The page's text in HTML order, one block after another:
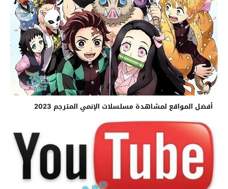
أفضل المواقع لمشاهدة مسلسلات الإنمي المترجم 2023